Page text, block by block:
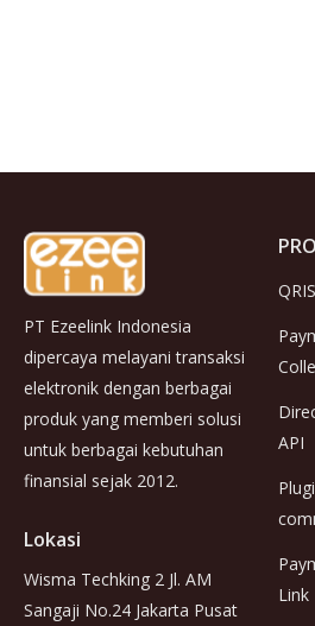
PT Ezeelink Indonesia
dipercaya melayani transaksi
elektronik dengan berbagai
produk yang memberi solusi
untuk berbagai kebutuhan
finansial sejak 2012.
Lokasi
Wisma Techking 2 Jl. AM
Sangaji No.24 Jakarta Pusat
QRIS
API
Link